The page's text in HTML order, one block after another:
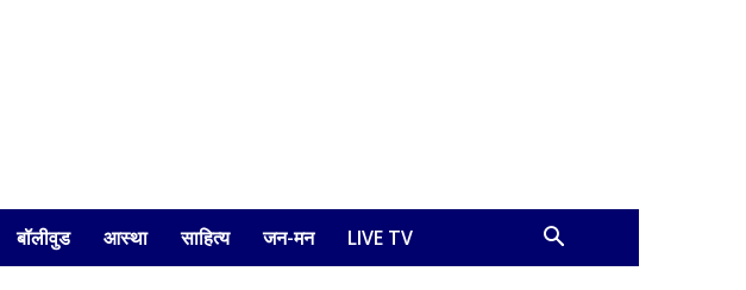
बॉलीवुड आस्था साहित्य जन-मन LIVE TV